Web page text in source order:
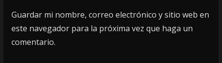
Guardar mi nombre, correo electrónico y sitio web en
este navegador para la próxima vez que haga un
comentario.